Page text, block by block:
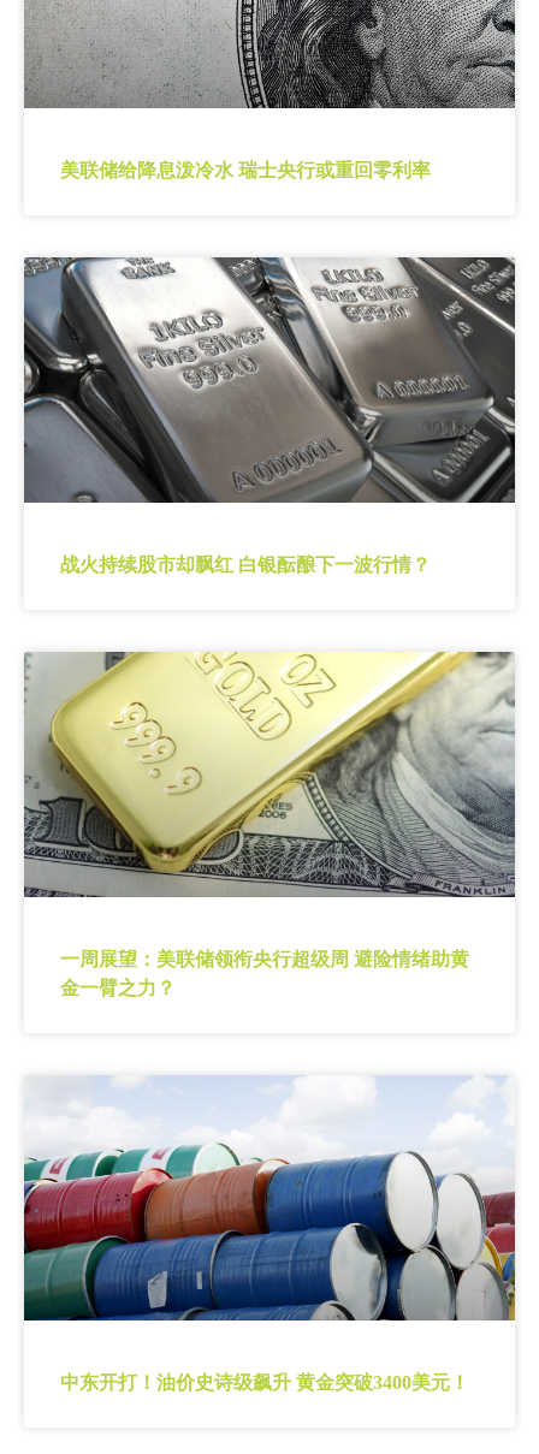
美联储给降息泼冷水 瑞士央行或重回零利率
战火持续股市却飘红 白银酝酿下一波行情？
一周展望：美联储领衔央行超级周 避险情绪助黄
金一臂之力？
中东开打！油价史诗级飙升 黄金突破3400美元！